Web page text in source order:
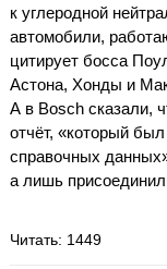
к углеродной
автомобили,
цитирует босса
Астона, Хонды и
А в Bosch сказали,
отчёт, «который
справочных
а лишь
Читать: 1449